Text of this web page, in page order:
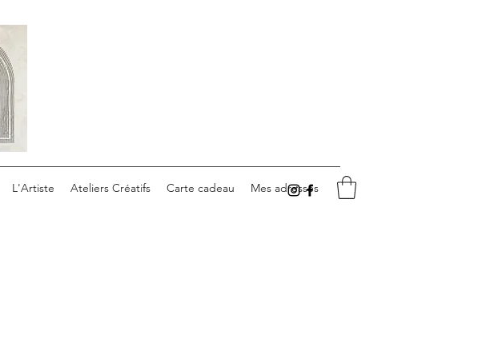
L'Artiste Ateliers Créatifs Carte cadeau Mes adresses